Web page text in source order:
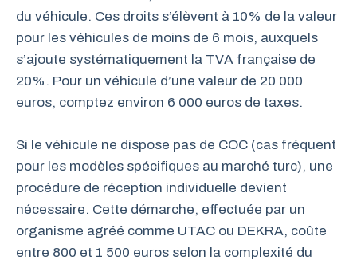
du véhicule. Ces droits s’élèvent à 10% de la valeur
pour les véhicules de moins de 6 mois, auxquels
s’ajoute systématiquement la TVA française de
20%. Pour un véhicule d’une valeur de 20 000
euros, comptez environ 6 000 euros de taxes.
Si le véhicule ne dispose pas de COC (cas fréquent
pour les modèles spécifiques au marché turc), une
procédure de réception individuelle devient
nécessaire. Cette démarche, effectuée par un
organisme agréé comme UTAC ou DEKRA, coûte
entre 800 et 1 500 euros selon la complexité du